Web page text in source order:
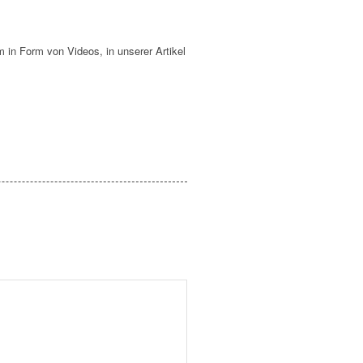
in Form von Videos, in unserer Artikel